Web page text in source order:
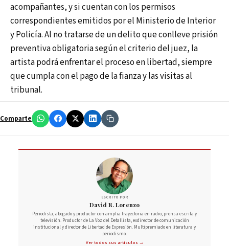
acompañantes, y si cuentan con los permisos
correspondientes emitidos por el Ministerio de Interior
y Policía. Al no tratarse de un delito que conlleve prisión
preventiva obligatoria según el criterio del juez, la
artista podrá enfrentar el proceso en libertad, siempre
que cumpla con el pago de la fianza y las visitas al
tribunal.
Comparte
ESCRITO POR
David R. Lorenzo
Periodista, abogado y productor con amplia trayectoria en radio, prensa escrita y
televisión. Productor de La Voz del Detallista, exdirector de comunicación
institucional y director de Libertad de Expresión. Multipremiado en literatura y
periodismo.
Ver todos sus artículos →